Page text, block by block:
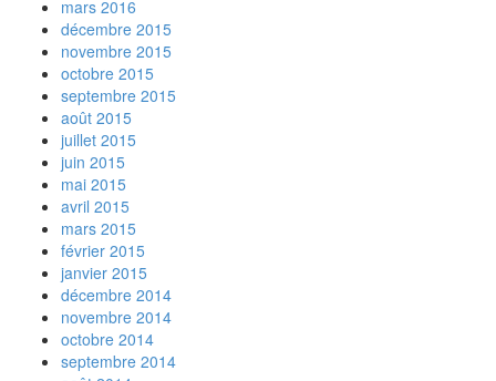
mars 2016
décembre 2015
novembre 2015
octobre 2015
septembre 2015
août 2015
juillet 2015
juin 2015
mai 2015
avril 2015
mars 2015
février 2015
janvier 2015
décembre 2014
novembre 2014
octobre 2014
septembre 2014